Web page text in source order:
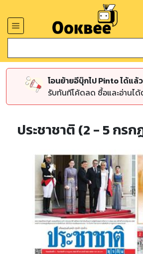
โอนย้ายอีบุ๊กไป Pinto ได้แล้
รับทันทีโค้ดลด ซื้อและอ่านไ
ประชาชาติ (2 - 5 กร